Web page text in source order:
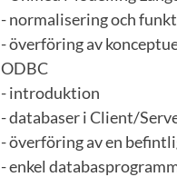
- normalisering och
- överföring av
ODBC
- introduktion
- databaser i Client/
- överföring av en
- enkel